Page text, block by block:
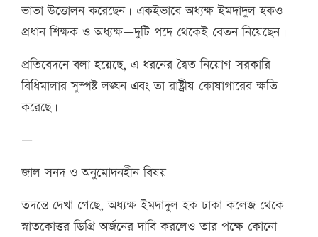
ভাতা উত্তোলন করেছেন। একইভাবে অধ্যক্ষ ইমদাদুল হকও
প্রধান শিক্ষক ও অধ্যক্ষ—দুটি পদে থেকেই বেতন নিয়েছেন।
প্রতিবেদনে বলা হয়েছে, এ ধরনের দ্বৈত নিয়োগ সরকারি
বিধিমালার সুস্পষ্ট লঙ্ঘন এবং তা রাষ্ট্রীয় কোষাগারের ক্ষতি
করেছে।
—
জাল সনদ ও অনুমোদনহীন বিষয়
তদন্তে দেখা গেছে, অধ্যক্ষ ইমদাদুল হক ঢাকা কলেজ থেকে
স্নাতকোত্তর ডিগ্রি অর্জনের দাবি করলেও তার পক্ষে কোনো